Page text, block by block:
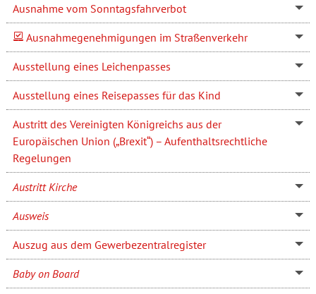
Ausnahme vom Sonntagsfahrverbot
Ausnahmegenehmigungen im Straßenverkehr
Ausstellung eines Leichenpasses
Ausstellung eines Reisepasses für das Kind
Austritt des Vereinigten Königreichs aus der
Europäischen Union („Brexit“) – Aufenthaltsrechtliche
Regelungen
Austritt Kirche
Ausweis
Auszug aus dem Gewerbezentralregister
Baby on Board